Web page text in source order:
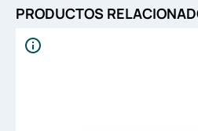
PRODUCTOS